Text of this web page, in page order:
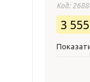
Код:
3